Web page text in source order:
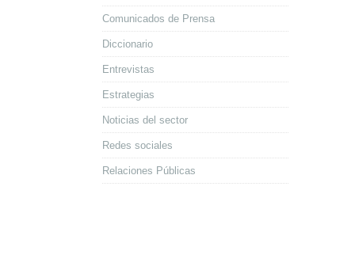
Comunicados de Prensa
Diccionario
Entrevistas
Estrategias
Noticias del sector
Redes sociales
Relaciones Públicas